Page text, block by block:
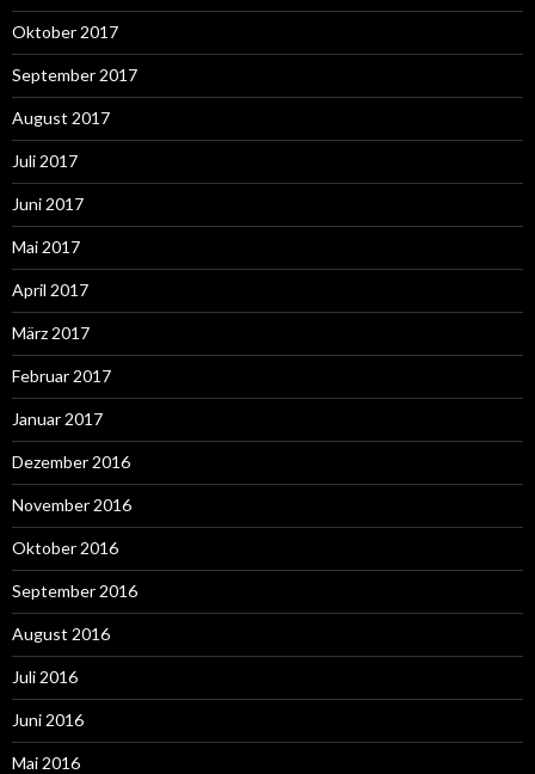
Oktober 2017
September 2017
August 2017
Juli 2017
Juni 2017
Mai 2017
April 2017
März 2017
Februar 2017
Januar 2017
Dezember 2016
November 2016
Oktober 2016
September 2016
August 2016
Juli 2016
Juni 2016
Mai 2016